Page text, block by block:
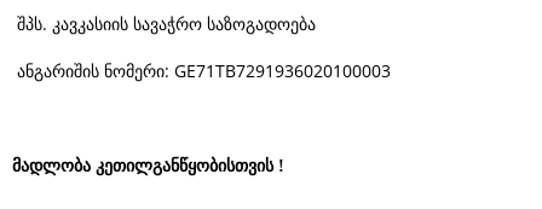
შპს. კავკასიის სავაჭრო საზოგადოება
ანგარიშის ნომერი: GE71TB7291936020100003
მადლობა კეთილგანწყობისთვის !